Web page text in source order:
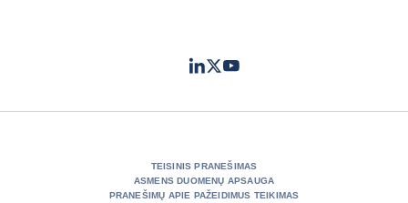
LinkedIn
TwitterYoutube
TEISINIS PRANEŠIMAS
ASMENS DUOMENŲ APSAUGA
PRANEŠIMŲ APIE PAŽEIDIMUS TEIKIMAS